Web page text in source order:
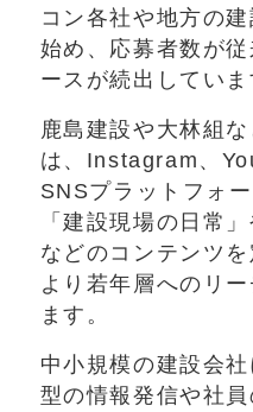
コン各社や地方の
始め、応募者数が
ースが続出していま
鹿島建設や大林組
は、Instagram、
SNSプラットフォ
「建設現場の日常
などのコンテンツ
より若年層へのリ
ます。
中小規模の建設会
型の情報発信や社